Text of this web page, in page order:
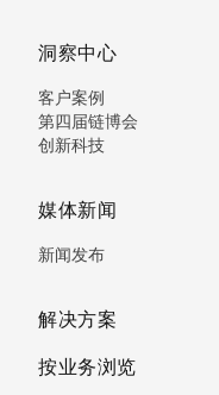
洞察中心
客户案例
第四届链博会
创新科技
媒体新闻
新闻发布
解决方案
按业务浏览